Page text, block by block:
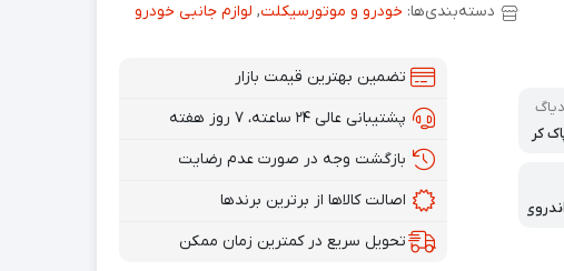
دسته‌بندی‌ها: خودرو و موتورسیکلت, لوازم جانبی خودرو
کر
ها و
تضمین بهترین قیمت بازار
پشتیبانی عالی ۲۴ ساعته، ۷ روز هفته
بازگشت وجه در صورت عدم رضایت
اصالت کالاها از برترین برندها
تحویل سریع در کمترین زمان ممکن